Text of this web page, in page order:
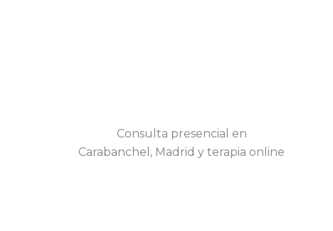
Consulta presencial en
Carabanchel, Madrid y terapia online